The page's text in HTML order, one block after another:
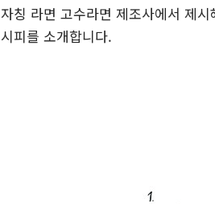
자칭 라면 고수라면 제조사에서 제
시피를 소개합니다.